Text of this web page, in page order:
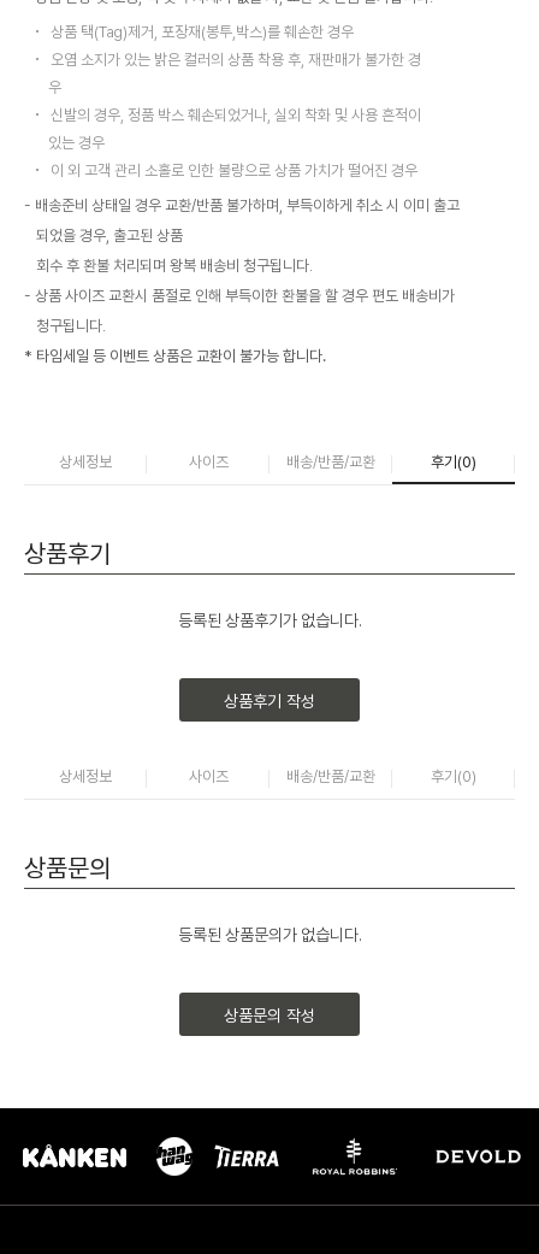
상품 택(Tag)제거, 포장재(봉투,박스)를 훼손한 경우
오염 소지가 있는 밝은 컬러의 상품 착용 후, 재판매가 불가한 경
우
신발의 경우, 정품 박스 훼손되었거나, 실외 착화 및 사용 흔적이
있는 경우
이 외 고객 관리 소홀로 인한 불량으로 상품 가치가 떨어진 경우
배송준비 상태일 경우 교환/반품 불가하며, 부득이하게 취소 시 이미 출고
되었을 경우, 출고된 상품
회수 후 환불 처리되며 왕복 배송비 청구됩니다.
상품 사이즈 교환시 품절로 인해 부득이한 환불을 할 경우 편도 배송비가
청구됩니다.
* 타임세일 등 이벤트 상품은 교환이 불가능 합니다.
상세정보 사이즈 배송/반품/교환 후기(0)
상품후기
등록된 상품후기가 없습니다.
상품후기 작성
상세정보 사이즈 배송/반품/교환 후기(0)
상품문의
등록된 상품문의가 없습니다.
상품문의 작성